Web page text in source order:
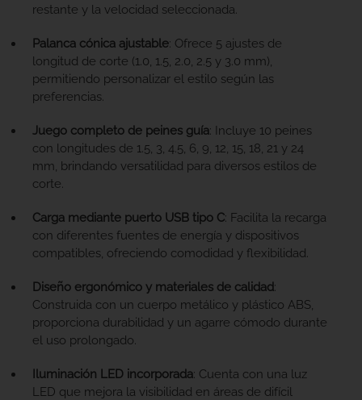
restante y la velocidad seleccionada.
Palanca cónica ajustable: Ofrece 5 ajustes de
longitud de corte (1.0, 1.5, 2.0, 2.5 y 3.0 mm),
permitiendo personalizar el estilo según las
preferencias.
Juego completo de peines guía: Incluye 10 peines
con longitudes de 1.5, 3, 4.5, 6, 9, 12, 15, 18, 21 y 24
mm, brindando versatilidad para diversos estilos de
corte.
Carga mediante puerto USB tipo C: Facilita la recarga
con diferentes fuentes de energía y dispositivos
compatibles, ofreciendo comodidad y flexibilidad.
Diseño ergonómico y materiales de calidad:
Construida con un cuerpo metálico y plástico ABS,
proporciona durabilidad y un agarre cómodo durante
el uso prolongado.
Iluminación LED incorporada: Cuenta con una luz
LED que mejora la visibilidad en áreas de difícil